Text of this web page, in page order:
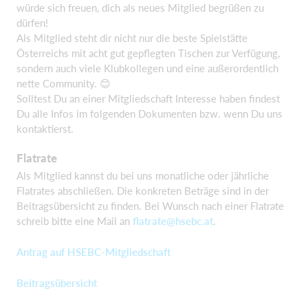
würde sich freuen, dich als neues Mitglied begrüßen zu
dürfen!
Als Mitglied steht dir nicht nur die beste Spielstätte
Österreichs mit acht gut gepflegten Tischen zur Verfügung,
sondern auch viele Klubkollegen und eine außerordentlich
nette Community. 😊
Solltest Du an einer Mitgliedschaft Interesse haben findest
Du alle Infos im folgenden Dokumenten bzw. wenn Du uns
kontaktierst.
Flatrate
Als Mitglied kannst du bei uns monatliche oder jährliche
Flatrates abschließen. Die konkreten Beträge sind in der
Beitragsübersicht zu finden. Bei Wunsch nach einer Flatrate
schreib bitte eine Mail an flatrate@hsebc.at.
Antrag auf HSEBC-Mitgliedschaft
Beitragsübersicht